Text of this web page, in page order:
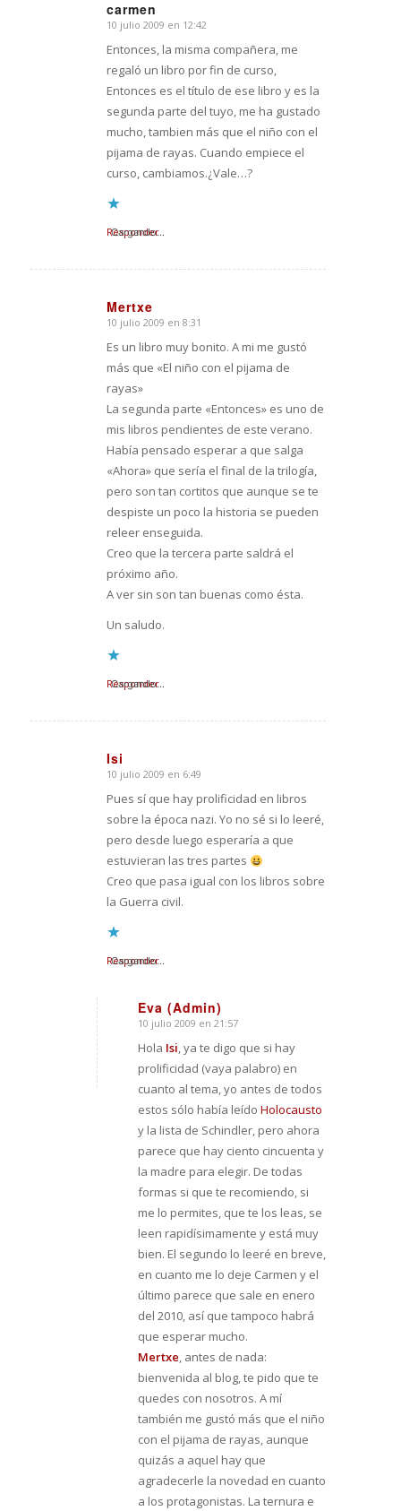
carmen
Dice:
10 julio 2009 en 12:42
Entonces, la misma compañera, me
regaló un libro por fin de curso,
Entonces es el título de ese libro y es la
segunda parte del tuyo, me ha gustado
mucho, tambien más que el niño con el
pijama de rayas. Cuando empiece el
curso, cambiamos.¿Vale…?
Cargando...
Responder
Mertxe
Dice:
10 julio 2009 en 8:31
Es un libro muy bonito. A mi me gustó
más que «El niño con el pijama de
rayas»
La segunda parte «Entonces» es uno de
mis libros pendientes de este verano.
Había pensado esperar a que salga
«Ahora» que sería el final de la trilogía,
pero son tan cortitos que aunque se te
despiste un poco la historia se pueden
releer enseguida.
Creo que la tercera parte saldrá el
próximo año.
A ver sin son tan buenas como ésta.
Un saludo.
Cargando...
Responder
Isi
Dice:
10 julio 2009 en 6:49
Pues sí que hay prolificidad en libros
sobre la época nazi. Yo no sé si lo leeré,
pero desde luego esperaría a que
estuvieran las tres partes
Creo que pasa igual con los libros sobre
la Guerra civil.
Cargando...
Responder
Eva (Admin)
Dice:
10 julio 2009 en 21:57
Hola Isi, ya te digo que si hay
prolificidad (vaya palabro) en
cuanto al tema, yo antes de todos
estos sólo había leído Holocausto
y la lista de Schindler, pero ahora
parece que hay ciento cincuenta y
la madre para elegir. De todas
formas si que te recomiendo, si
me lo permites, que te los leas, se
leen rapidísimamente y está muy
bien. El segundo lo leeré en breve,
en cuanto me lo deje Carmen y el
último parece que sale en enero
del 2010, así que tampoco habrá
que esperar mucho.
Mertxe, antes de nada:
bienvenida al blog, te pido que te
quedes con nosotros. A mí
también me gustó más que el niño
con el pijama de rayas, aunque
quizás a aquel hay que
agradecerle la novedad en cuanto
a los protagonistas. La ternura e